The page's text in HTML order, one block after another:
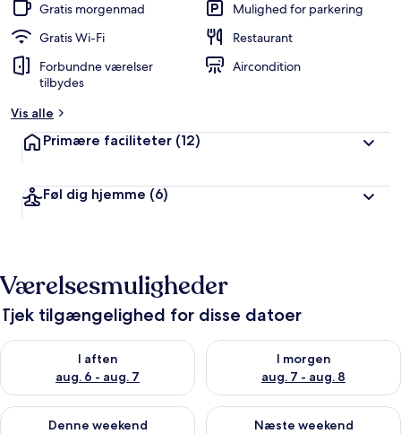
Gratis morgenmad
Mulighed for parkering
Gratis Wi-Fi
Restaurant
Forbundne værelser
tilbydes
Aircondition
Vis alle
Primære faciliteter (12)
Føl dig hjemme (6)
Værelsesmuligheder
Tjek tilgængelighed for disse datoer
I aften
aug. 6 - aug. 7
Tjek tilgængelighed for i aften aug. 6 - aug. 7
I morgen
aug. 7 - aug. 8
Tjek tilgængelighed for i
Denne weekend
Tjek tilgængelighed for denne weekend aug. 7 - aug. 9
Næste weekend
Tjek tilgængelighed for næste